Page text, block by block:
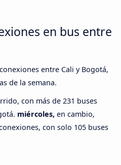
en bus entre
entre Cali y Bogotá,
de la semana.
con más de 231 buses
miércoles, en cambio,
con solo 105 buses